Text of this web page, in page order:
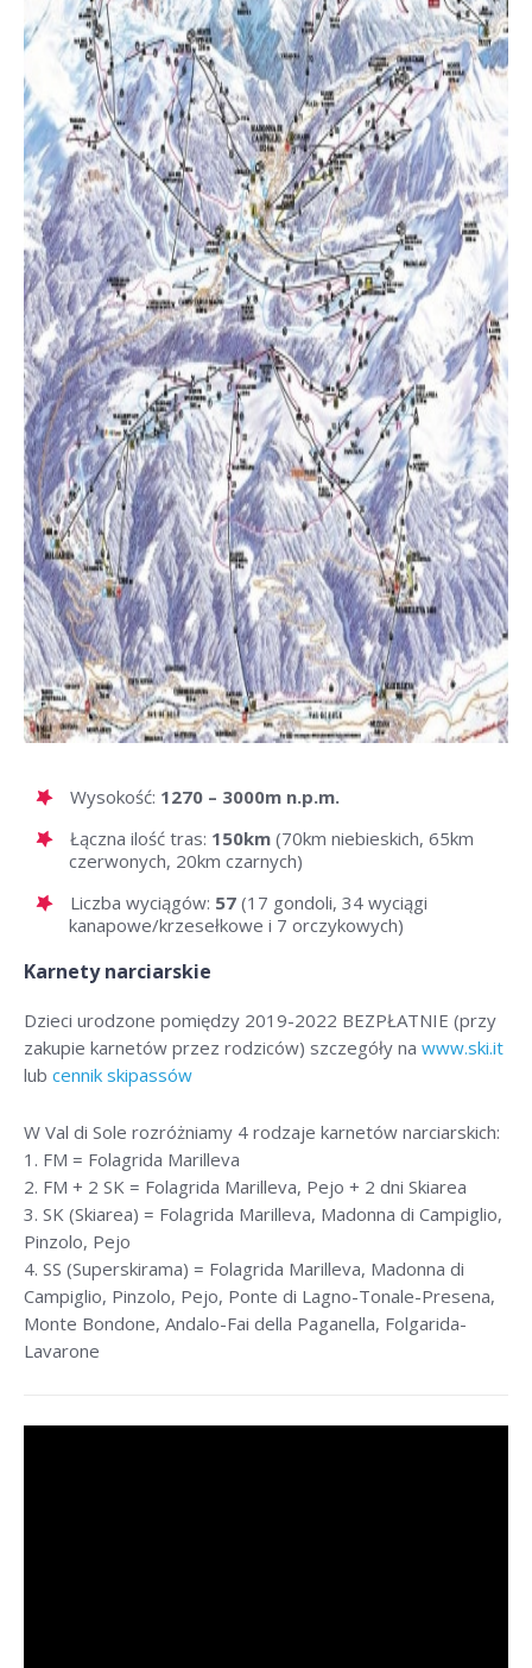
Wysokość: 1270 – 3000m n.p.m.
Łączna ilość tras: 150km (70km niebieskich, 65km
czerwonych, 20km czarnych)
Liczba wyciągów: 57 (17 gondoli, 34 wyciągi
kanapowe/krzesełkowe i 7 orczykowych)
Karnety narciarskie
Dzieci urodzone pomiędzy 2019-2022 BEZPŁATNIE (przy
zakupie karnetów przez rodziców) szczegóły na www.ski.it
lub cennik skipassów
W Val di Sole rozróżniamy 4 rodzaje karnetów narciarskich:
1. FM = Folagrida Marilleva
2. FM + 2 SK = Folagrida Marilleva, Pejo + 2 dni Skiarea
3. SK (Skiarea) = Folagrida Marilleva, Madonna di Campiglio,
Pinzolo, Pejo
4. SS (Superskirama) = Folagrida Marilleva, Madonna di
Campiglio, Pinzolo, Pejo, Ponte di Lagno-Tonale-Presena,
Monte Bondone, Andalo-Fai della Paganella, Folgarida-
Lavarone